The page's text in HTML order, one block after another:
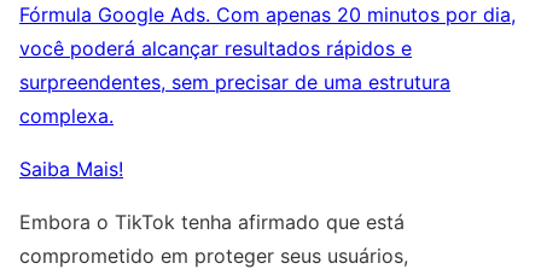
Fórmula Google Ads. Com apenas 20 minutos por dia,
você poderá alcançar resultados rápidos e
surpreendentes, sem precisar de uma estrutura
complexa.
Saiba Mais!
Embora o TikTok tenha afirmado que está
comprometido em proteger seus usuários,